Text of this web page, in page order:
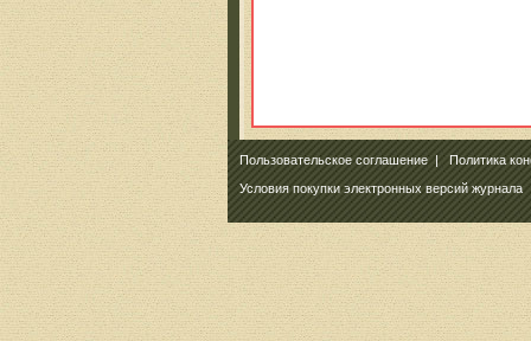
Пользовательское соглашение|Политика
Условия покупки электронных версий журнала